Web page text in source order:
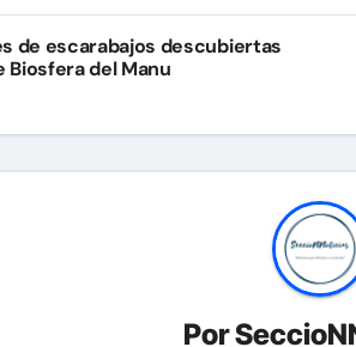
de escarabajos descubiertas
Biosfera del Manu
Por